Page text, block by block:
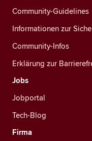
Community-Guidelines
Informationen zur
Community-Infos
Erklärung zur
Jobs
Jobportal
Tech-Blog
Firma